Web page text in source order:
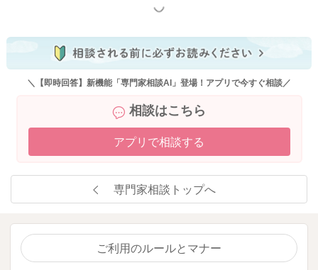
もっと見る
＼【即時回答】新機能「専門家相談AI」登場！アプリで今すぐ相談／
相談はこちら
アプリで相談する
専門家相談トップへ
ご利用のルールとマナー